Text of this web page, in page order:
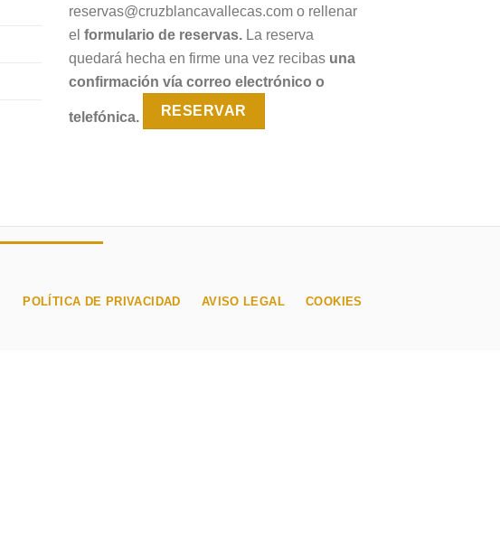
reservas@cruzblancavallecas.com o rellenar
el formulario de reservas. La reserva
quedará hecha en firme una vez recibas una
confirmación vía correo electrónico o
telefónica. RESERVAR
POLÍTICA DE PRIVACIDAD AVISO LEGAL COOKIES